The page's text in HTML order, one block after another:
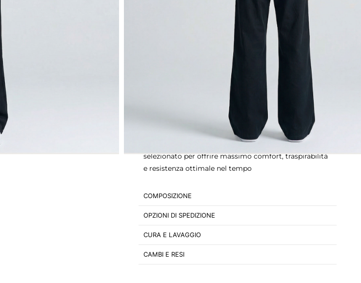
Sostituzione e reso facile
DESCRIZIONE DEL PRODOTTO
T-shirt dal taglio unisex regolare, realizzata
con particolare attenzione alla
qualità dei materiali e delle lavorazioni. Il capo è
confezionato in 100% cotone morbido di alta qualità,
selezionato per offrire massimo comfort, traspirabilità
e resistenza ottimale nel tempo
COMPOSIZIONE
OPZIONI DI SPEDIZIONE
CURA E LAVAGGIO
CAMBI E RESI